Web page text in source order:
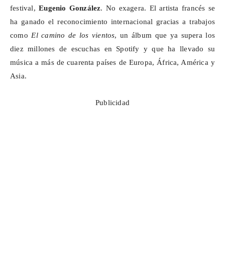
festival,Eugenio González. No exagera. El artista francés se
ha ganado el reconocimiento internacional gracias a trabajos
como El camino de los vientos, un álbum que ya supera los
diez millones de escuchas en Spotify y que ha llevado su
música a más de cuarenta países de Europa, África, América y
Asia.
Publicidad